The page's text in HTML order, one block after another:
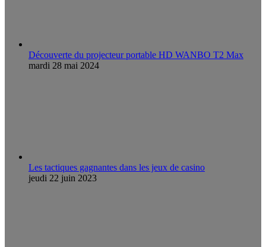
Découverte du projecteur portable HD WANBO T2 Max
mardi 28 mai 2024
Les tactiques gagnantes dans les jeux de casino
jeudi 22 juin 2023